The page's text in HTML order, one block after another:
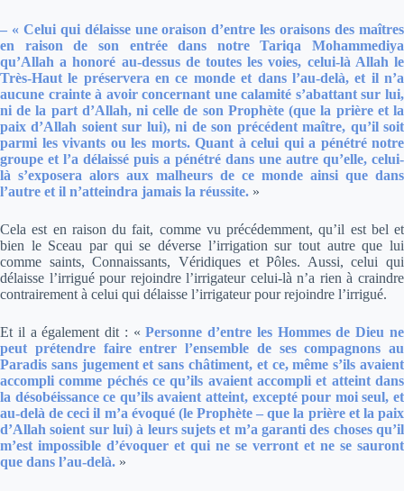
– « Celui qui délaisse une oraison d’entre les oraisons des maîtres
en raison de son entrée dans notre Tariqa Mohammediya
qu’Allah a honoré au-dessus de toutes les voies, celui-là Allah le
Très-Haut le préservera en ce monde et dans l’au-delà, et il n’a
aucune crainte à avoir concernant une calamité s’abattant sur lui,
ni de la part d’Allah, ni celle de son Prophète (que la prière et la
paix d’Allah soient sur lui), ni de son précédent maître, qu’il soit
parmi les vivants ou les morts. Quant à celui qui a pénétré notre
groupe et l’a délaissé puis a pénétré dans une autre qu’elle, celui-
là s’exposera alors aux malheurs de ce monde ainsi que dans
l’autre et il n’atteindra jamais la réussite. »
Cela est en raison du fait, comme vu précédemment, qu’il est bel et
bien le Sceau par qui se déverse l’irrigation sur tout autre que lui
comme saints, Connaissants, Véridiques et Pôles. Aussi, celui qui
délaisse l’irrigué pour rejoindre l’irrigateur celui-là n’a rien à craindre
contrairement à celui qui délaisse l’irrigateur pour rejoindre l’irrigué.
Et il a également dit : «Personne d’entre les Hommes de Dieu ne
peut prétendre faire entrer l’ensemble de ses compagnons au
Paradis sans jugement et sans châtiment, et ce, même s’ils avaient
accompli comme péchés ce qu’ils avaient accompli et atteint dans
la désobéissance ce qu’ils avaient atteint, excepté pour moi seul, et
au-delà de ceci il m’a évoqué (le Prophète – que la prière et la paix
d’Allah soient sur lui) à leurs sujets et m’a garanti des choses qu’il
m’est impossible d’évoquer et qui ne se verront et ne se sauront
que dans l’au-delà. »